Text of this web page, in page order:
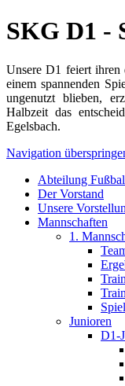
SKG D1 -
Unsere D1 feiert
einem spannenden
ungenutzt blieben,
Halbzeit das
Egelsbach.
Navigation
Abteilung
Der Vorstand
Unsere
Mannschaften
1.
Junioren
D1-